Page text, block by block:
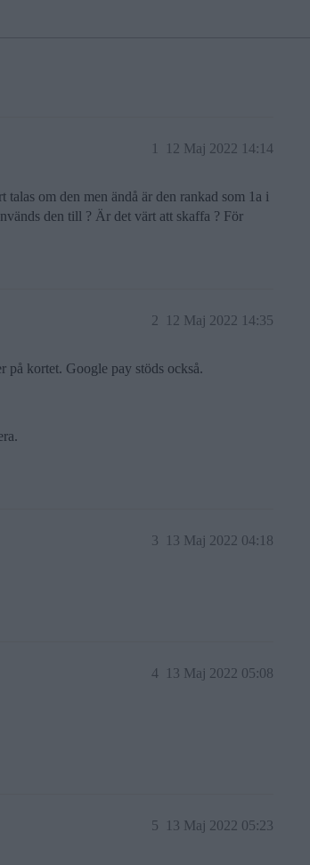
12 Maj 2022 14:14
1
om den men ändå är den rankad som 1a i
den till ? Är det värt att skaffa ? För
12 Maj 2022 14:35
2
på kortet. Google pay stöds också.
13 Maj 2022 04:18
3
13 Maj 2022 05:08
4
13 Maj 2022 05:23
5